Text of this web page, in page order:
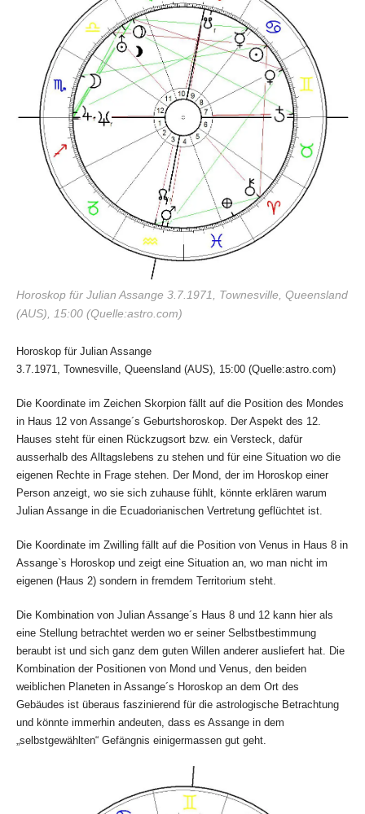
Horoskop für Julian Assange 3.7.1971, Townesville, Queensland
(AUS), 15:00 (Quelle:astro.com)
Horoskop für Julian Assange
3.7.1971, Townesville, Queensland (AUS), 15:00 (Quelle:astro.com)
Die Koordinate im Zeichen Skorpion fällt auf die Position des Mondes
in Haus 12 von Assange´s Geburtshoroskop. Der Aspekt des 12.
Hauses steht für einen Rückzugsort bzw. ein Versteck, dafür
ausserhalb des Alltagslebens zu stehen und für eine Situation wo die
eigenen Rechte in Frage stehen. Der Mond, der im Horoskop einer
Person anzeigt, wo sie sich zuhause fühlt, könnte erklären warum
Julian Assange in die Ecuadorianischen Vertretung geflüchtet ist.
Die Koordinate im Zwilling fällt auf die Position von Venus in Haus 8 in
Assange`s Horoskop und zeigt eine Situation an, wo man nicht im
eigenen (Haus 2) sondern in fremdem Territorium steht.
Die Kombination von Julian Assange´s Haus 8 und 12 kann hier als
eine Stellung betrachtet werden wo er seiner Selbstbestimmung
beraubt ist und sich ganz dem guten Willen anderer ausliefert hat. Die
Kombination der Positionen von Mond und Venus, den beiden
weiblichen Planeten in Assange´s Horoskop an dem Ort des
Gebäudes ist überaus faszinierend für die astrologische Betrachtung
und könnte immerhin andeuten, dass es Assange in dem
„selbstgewählten“ Gefängnis einigermassen gut geht.